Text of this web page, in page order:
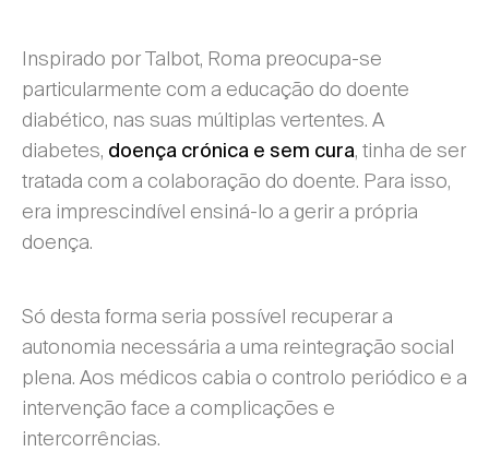
Inspirado por Talbot, Roma preocupa-se
particularmente com a educação do doente
diabético, nas suas múltiplas vertentes. A
diabetes, doença crónica e sem cura, tinha de ser
tratada com a colaboração do doente. Para isso,
era imprescindível ensiná-lo a gerir a própria
doença.
Só desta forma seria possível recuperar a
autonomia necessária a uma reintegração social
plena. Aos médicos cabia o controlo periódico e a
intervenção face a complicações e
intercorrências.